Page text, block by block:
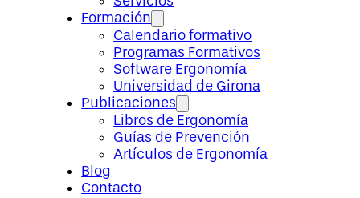
Formación
Calendario formativo
Programas Formativos
Software Ergonomía
Universidad de Girona
Publicaciones
Libros de Ergonomía
Guías de Prevención
Artículos de Ergonomía
Blog
Contacto